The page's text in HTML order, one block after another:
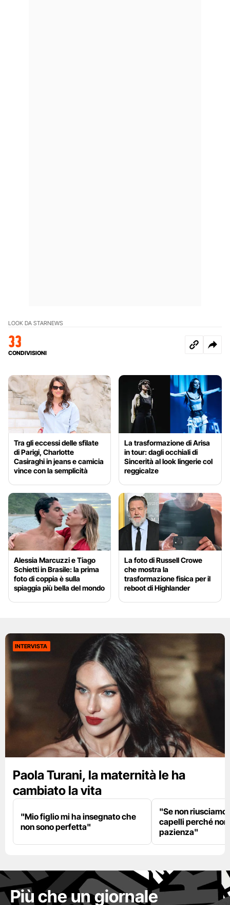
LOOK DA STARNEWS
33
CONDIVISIONI
Tra gli eccessi delle sfilate
di Parigi, Charlotte
Casiraghi in jeans e camicia
vince con la semplicità
La trasformazione di Arisa
in tour: dagli occhiali di
Sincerità al look lingerie col
reggicalze
Alessia Marcuzzi e Tiago
Schietti in Brasile: la prima
foto di coppia è sulla
spiaggia più bella del mondo
La foto di Russell Crowe
che mostra la
trasformazione fisica per il
reboot di Highlander
INTERVISTA
Paola Turani, la maternità le ha
cambiato la vita
"Mio figlio mi ha insegnato che
non sono perfetta"
"Se non riusciamo
capelli perché
pazienza"
Più che un giornale